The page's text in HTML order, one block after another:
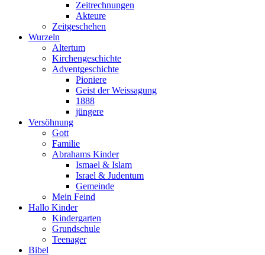
Zeitrechnungen
Akteure
Zeitgeschehen
Wurzeln
Altertum
Kirchengeschichte
Adventgeschichte
Pioniere
Geist der Weissagung
1888
jüngere
Versöhnung
Gott
Familie
Abrahams Kinder
Ismael & Islam
Israel & Judentum
Gemeinde
Mein Feind
Hallo Kinder
Kindergarten
Grundschule
Teenager
Bibel